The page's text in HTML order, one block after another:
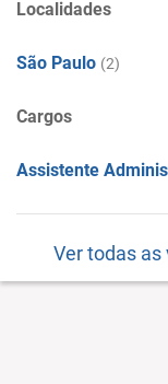
Localidades
São Paulo (2)
Cargos
Assistente
Ver todas as